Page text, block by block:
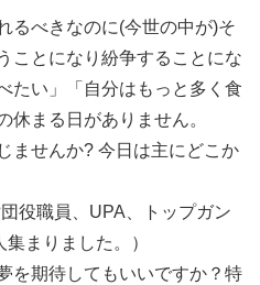
るべきなのに(今世の中が)そ
ことになり紛争することにな
たい」「自分はもっと多く食
休まる日がありません。
ませんか? 今日は主にどこか
役職員、UPA、トップガン
まりました。）
を期待してもいいですか？特